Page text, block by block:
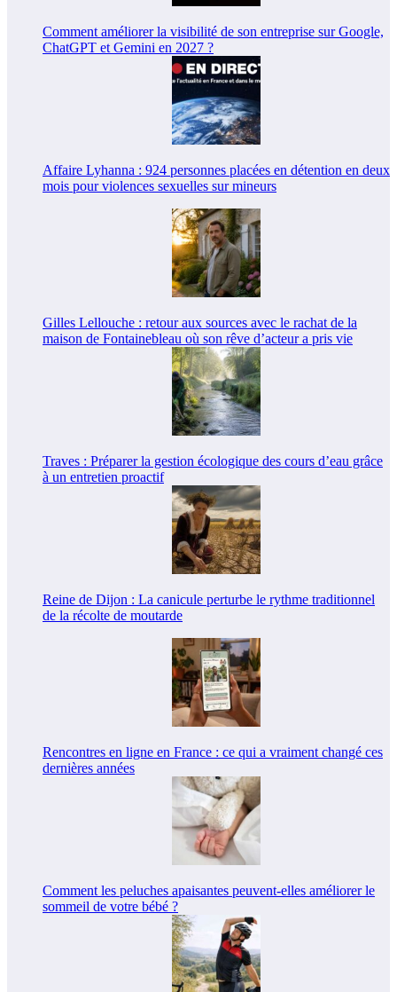
Comment améliorer la visibilité de son entreprise sur Google,
ChatGPT et Gemini en 2027 ?
Affaire Lyhanna : 924 personnes placées en détention en deux
mois pour violences sexuelles sur mineurs
Gilles Lellouche : retour aux sources avec le rachat de la
maison de Fontainebleau où son rêve d’acteur a pris vie
Traves : Préparer la gestion écologique des cours d’eau grâce
à un entretien proactif
Reine de Dijon : La canicule perturbe le rythme traditionnel
de la récolte de moutarde
Rencontres en ligne en France : ce qui a vraiment changé ces
dernières années
Comment les peluches apaisantes peuvent-elles améliorer le
sommeil de votre bébé ?